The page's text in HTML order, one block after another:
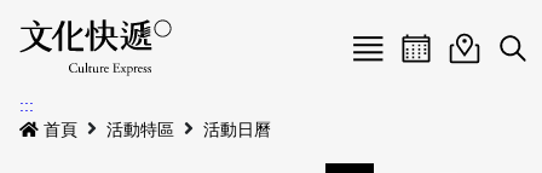
Menu
最新公告
活動日曆活動地圖
展
:::
首頁
活動特區 活動日曆